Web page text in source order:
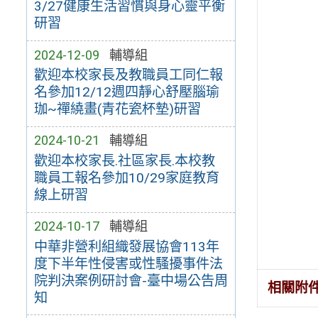
3/27健康生活習慣與身心靈平衡
研習
2024-12-09 輔導組
歡迎本校家長及教職員工同仁報
名參加12/12週四靜心舒壓腦瑜
珈~禪繞畫(青花瓷杯墊)研習
2024-10-21 輔導組
歡迎本校家長.社區家長.本校教
職員工報名參加10/29家庭教育
線上研習
2024-10-17 輔導組
中華非營利組織發展協會113年
度下半年性侵害或性騷擾事件法
院判決案例研討會-臺中場公告周
知
相關附